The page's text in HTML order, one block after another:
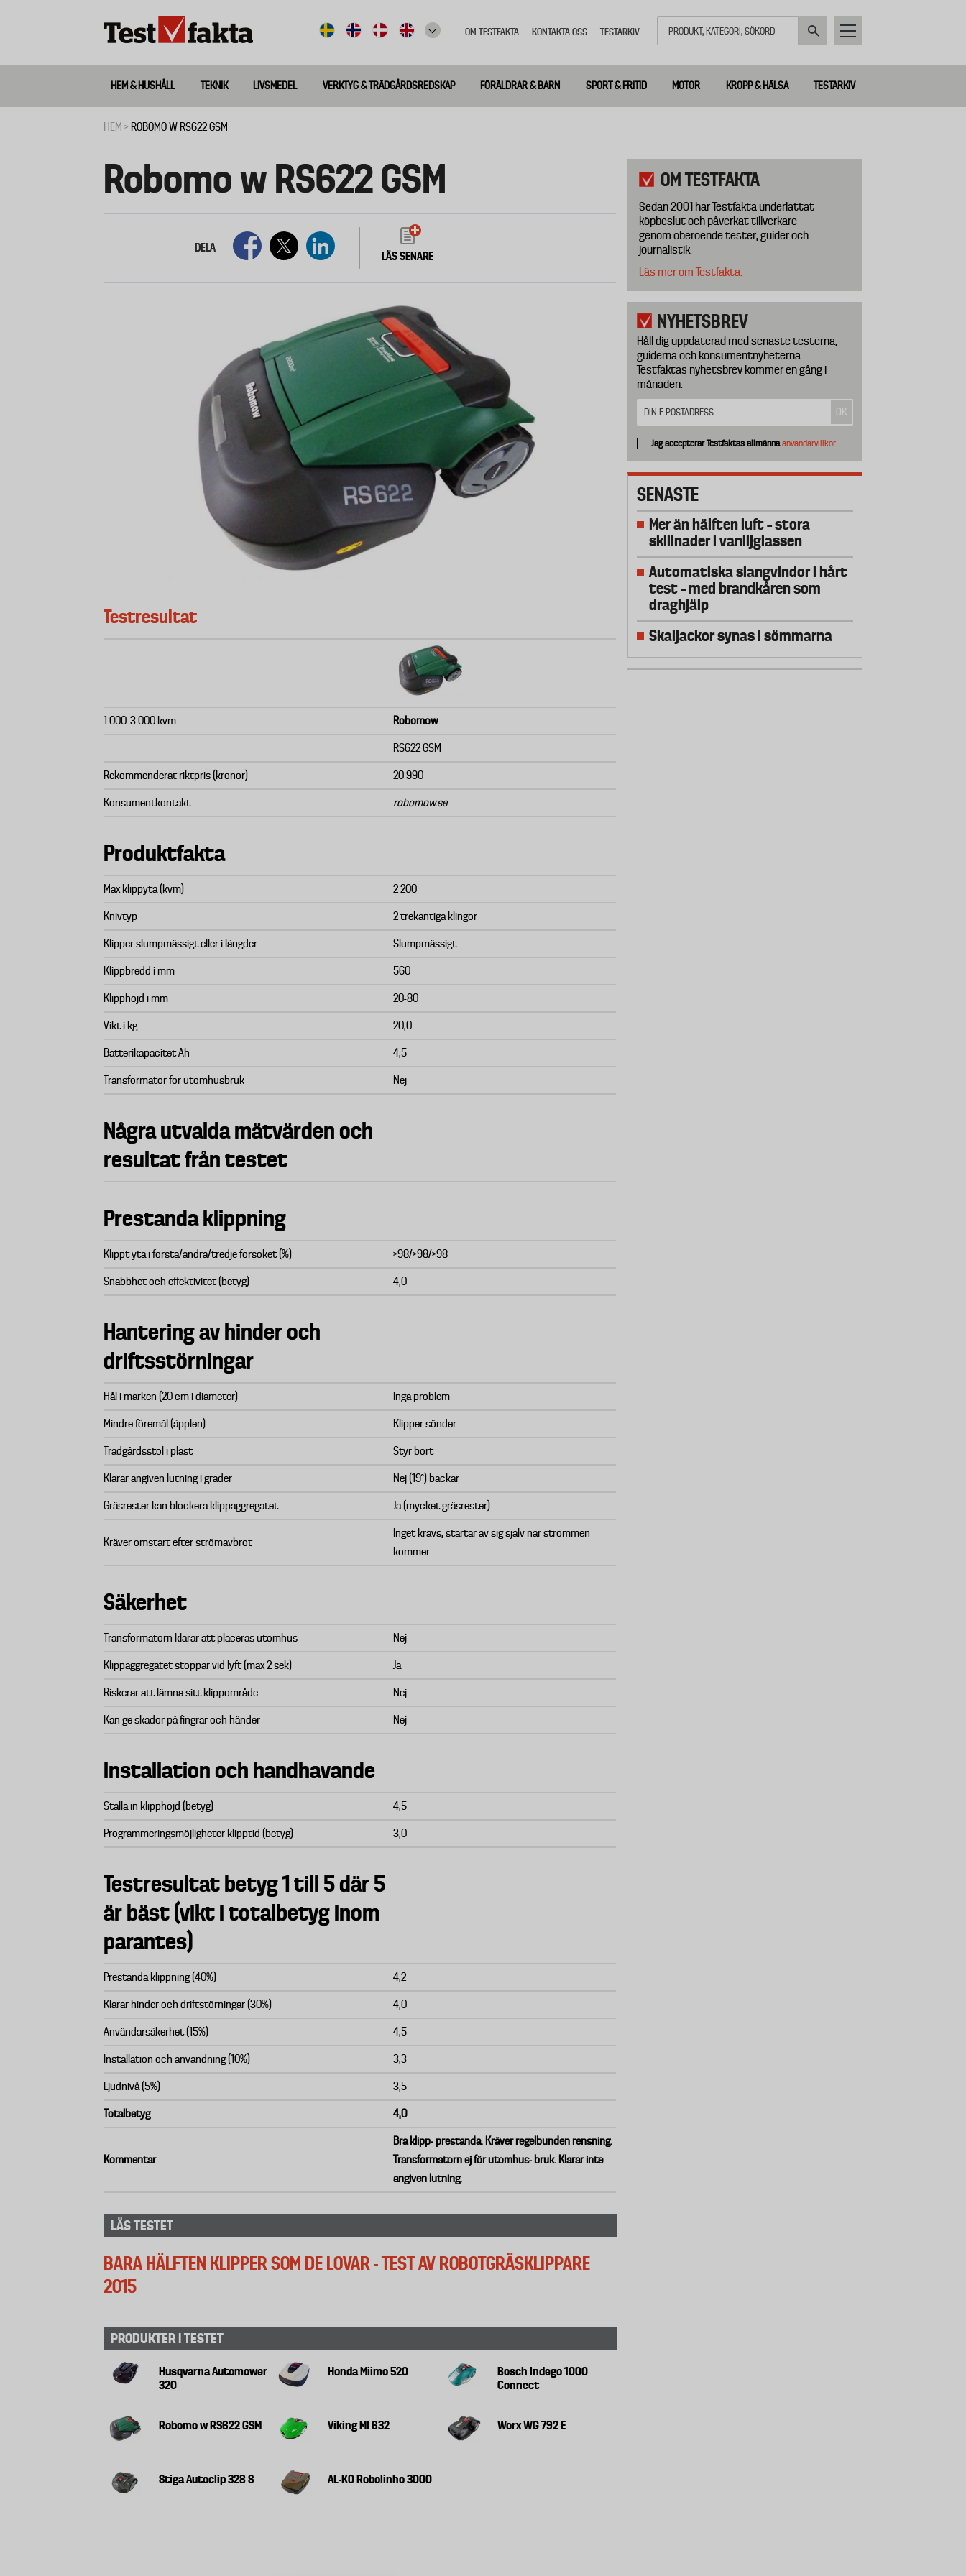
meny
OM TESTFAKTA KONTAKTA OSS TESTARKIV
Huvudmeny
ny
HEM & HUSHÅLL TEKNIK LIVSMEDEL VERKTYG & TRÄDGÅRDSREDSKAP FÖRÄLDRAR & BARN SPORT & FRITID MOTOR KROPP & HÄLSA TESTARKIV
HEM ROBOMO W RS622 GSM
Robomo w RS622 GSM
DELA
LÄS SENARE
Testresultat
1 000–3 000 kvm Robomow
RS622 GSM
Rekommenderat riktpris (kronor) 20 990
Konsumentkontakt robomow.se
Produktfakta
Max klippyta (kvm) 2 200
Knivtyp 2 trekantiga klingor
Klipper slumpmässigt eller i längder Slumpmässigt
Klippbredd i mm 560
Klipphöjd i mm 20-80
Vikt i kg 20,0
Batterikapacitet Ah 4,5
Transformator för utomhusbruk Nej
Några utvalda mätvärden och
resultat från testet
Prestanda klippning
Klippt yta i första/andra/tredje försöket (%) >98/>98/>98
Snabbhet och effektivitet (betyg) 4,0
Hantering av hinder och
driftsstörningar
Hål i marken (20 cm i diameter) Inga problem
Mindre föremål (äpplen) Klipper sönder
Trädgårdsstol i plast Styr bort
Klarar angiven lutning i grader Nej (19°) backar
Gräsrester kan blockera klippaggregatet Ja (mycket gräsrester)
Kräver omstart efter strömavbrot
Inget krävs, startar av sig själv när strömmen
kommer
Säkerhet
Transformatorn klarar att placeras utomhus Nej
Klippaggregatet stoppar vid lyft (max 2 sek) Ja
Riskerar att lämna sitt klippområde Nej
Kan ge skador på fingrar och händer Nej
Installation och handhavande
Ställa in klipphöjd (betyg) 4,5
Programmeringsmöjligheter klipptid (betyg) 3,0
Testresultat betyg 1 till 5 där 5
är bäst (vikt i totalbetyg inom
parantes)
Prestanda klippning (40%) 4,2
Klarar hinder och driftstörningar (30%) 4,0
Användarsäkerhet (15%) 4,5
Installation och användning (10%) 3,3
Ljudnivå (5%) 3,5
Totalbetyg 4,0
Kommentar
Bra klipp- prestanda. Kräver regelbunden rensning.
Transformatorn ej för utomhus- bruk. Klarar inte
angiven lutning.
LÄS TESTET
BARA HÄLFTEN KLIPPER SOM DE LOVAR - TEST AV ROBOTGRÄSKLIPPARE
2015
PRODUKTER I TESTET
Husqvarna Automower
320
Honda Miimo 520
Bosch Indego 1000
Connect
Robomo w RS622 GSM Viking MI 632 Worx WG 792 E
Stiga Autoclip 328 S AL-KO Robolinho 3000
OM TESTFAKTA
Sedan 2001 har Testfakta underlättat
köpbeslut och påverkat tillverkare
genom oberoende tester, guider och
journalistik.
Läs mer om Testfakta.
NYHETSBREV
Håll dig uppdaterad med senaste testerna,
guiderna och konsumentnyheterna.
Testfaktas nyhetsbrev kommer en gång i
månaden.
Jag accepterar Testfaktas allmännaanvändarvillkor
SENASTE
Mer än hälften luft – stora
skillnader i vaniljglassen
Automatiska slangvindor i hårt
test – med brandkåren som
draghjälp
Skaljackor synas i sömmarna